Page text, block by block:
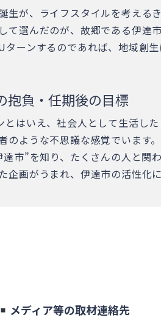
生が、ライフスタイルを考える
て選んだのが、故郷である伊達市
ターンするのであれば、地域創
抱負・任期後の目標
とはいえ、社会人として生活し
のような不思議な感覚でいます。
達市”を知り、たくさんの人と関
企画がうまれ、伊達市の活性化
メディア等の取材連絡先